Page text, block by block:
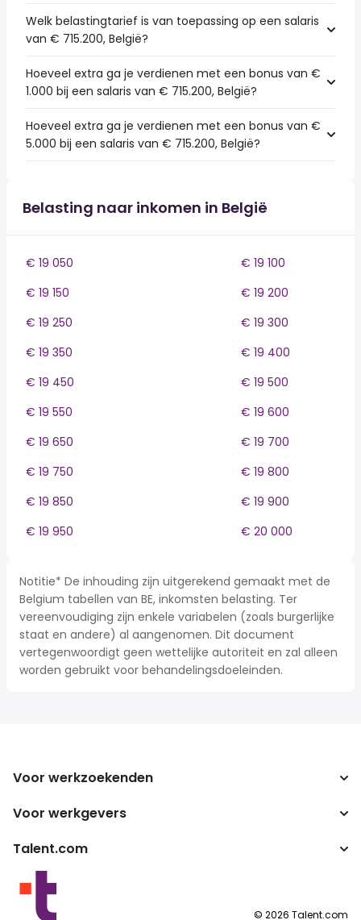
Welk belastingtarief is van toepassing op een salaris
van € 715.200, België?
Hoeveel extra ga je verdienen met een bonus van €
1.000 bij een salaris van € 715.200, België?
Hoeveel extra ga je verdienen met een bonus van €
5.000 bij een salaris van € 715.200, België?
Belasting naar inkomen in België
€ 19 050
€ 19 100
€ 19 150
€ 19 200
€ 19 250
€ 19 300
€ 19 350
€ 19 400
€ 19 450
€ 19 500
€ 19 550
€ 19 600
€ 19 650
€ 19 700
€ 19 750
€ 19 800
€ 19 850
€ 19 900
€ 19 950
€ 20 000
Notitie* De inhouding zijn uitgerekend gemaakt met de
Belgium tabellen van BE, inkomsten belasting. Ter
vereenvoudiging zijn enkele variabelen (zoals burgerlijke
staat en andere) al aangenomen. Dit document
vertegenwoordigt geen wettelijke autoriteit en zal alleen
worden gebruikt voor behandelingsdoeleinden.
Voor werkzoekenden
Jobs zoeken
Salarisomzetter
Voor werkgevers
Onderneming
Publisher programma's
Talent.com
Meer landen
Servicevoorwaarden
© 2026 Talent.com